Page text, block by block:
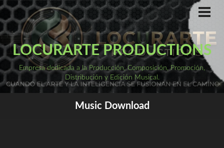
Saltar
al
contenido
LOCURARTE PRODUCTIONS
Empresa dedicada a la Producción, Composición, Promoción,
Distribución y Edición Musical.
Music Download